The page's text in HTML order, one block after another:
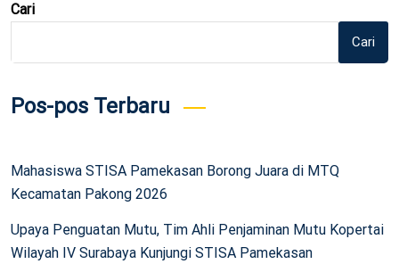
Cari
Cari
Pos-pos Terbaru
Mahasiswa STISA Pamekasan Borong Juara di MTQ
Kecamatan Pakong 2026
Upaya Penguatan Mutu, Tim Ahli Penjaminan Mutu Kopertai
Wilayah IV Surabaya Kunjungi STISA Pamekasan